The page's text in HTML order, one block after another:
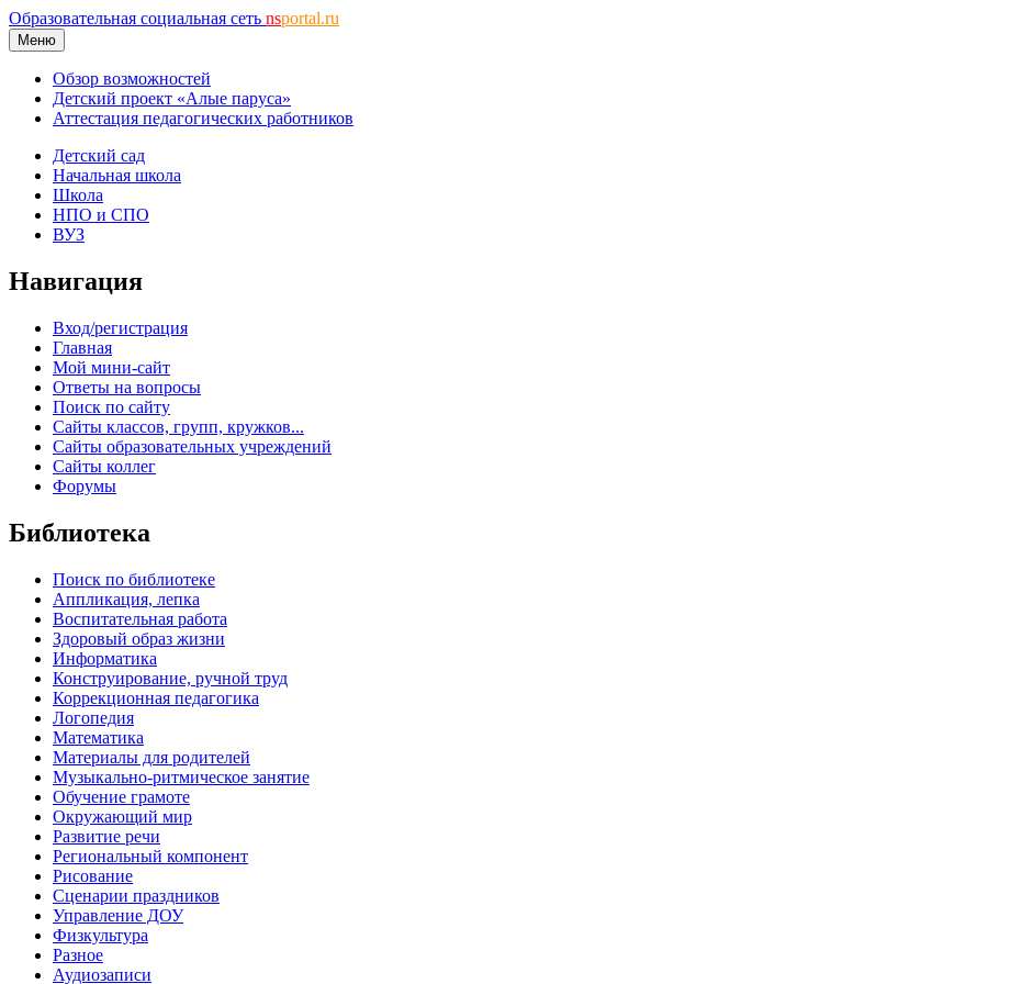
Образовательная социальная сеть nsportal.ru
Меню
Обзор возможностей
Детский проект «Алые паруса»
Аттестация педагогических работников
Детский сад
Начальная школа
Школа
НПО и СПО
ВУЗ
Навигация
Вход/регистрация
Главная
Мой мини-сайт
Ответы на вопросы
Поиск по сайту
Сайты классов, групп, кружков...
Сайты образовательных учреждений
Сайты коллег
Форумы
Библиотека
Поиск по библиотеке
Аппликация, лепка
Воспитательная работа
Здоровый образ жизни
Информатика
Конструирование, ручной труд
Коррекционная педагогика
Логопедия
Математика
Материалы для родителей
Музыкально-ритмическое занятие
Обучение грамоте
Окружающий мир
Развитие речи
Региональный компонент
Рисование
Сценарии праздников
Управление ДОУ
Физкультура
Разное
Аудиозаписи